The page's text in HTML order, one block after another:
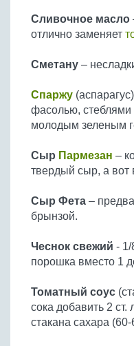
Сливочное масло
отлично заменяет
Сметану –
Спаржу
фасолью, стеблями
молодым зеленым
Сыр Пармезан –
твердый сыр, а вот
Сыр Фета –
брынзой.
Чеснок свежий - 1/
порошка вместо 1
Томатный соус
сока добавить 2 ст.
стакана сахара (60-